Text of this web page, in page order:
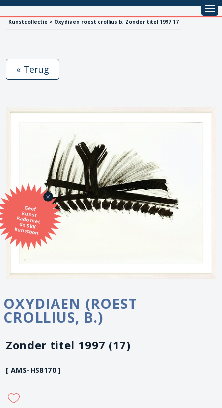
Kunstcollectie > Oxydiaen roest crollius b, Zonder titel 1997 17
Geef
kunst
kado met
de SBK
Kunstbon
« Terug
OXYDIAEN (ROEST
CROLLIUS, B.)
Zonder titel 1997 (17)
[ AMS-HS8170 ]